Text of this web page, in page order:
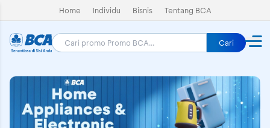
Home Individu Bisnis Tentang BCA
Cari